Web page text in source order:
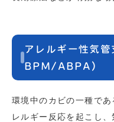
アレルギー性気
BPM/ABPA）
環境中のカビの一種で
レルギー反応を起こし